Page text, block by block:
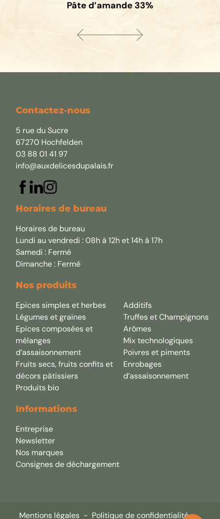
Pâte d’amande 33%
Contactez-nous
5 rue du Sucre
67270 Hochfelden
03 88 01 41 97
info@auxdelicesdupalais.fr
Horaires de bureau
Horaires de bureau
Lundi au vendredi : 08h à 12h et 14h à 17h
Samedi : Fermé
Dimanche : Fermé
Nos produits
Epices simples et herbes
Légumes et graines
Epices composées et
mélanges
d’assaisonnement
Fruits secs, fruits confits et
décors pâtissiers
Produits bio
Additifs
Truffes et Champignons
Arômes
Mix technologiques
Poivres et piments
Enrobages
d’assaisonnement
Informations
Entreprise
Newsletter
Nos marques
Consignes de déchargement
Mentions légales - Politique de confidentialité -